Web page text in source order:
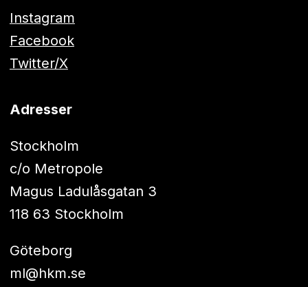
Instagram
Facebook
Twitter/X
Adresser
Stockholm
c/o Metropole
Magus Ladulåsgatan 3
118 63 Stockholm
Göteborg
ml@hkm.se